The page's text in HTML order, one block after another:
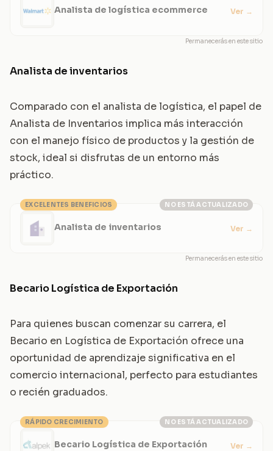
Analista de logística ecommerce Ver →
Permanecerás en este sitio
Analista de inventarios
Comparado con el analista de logística, el papel de
Analista de Inventarios implica más interacción
con el manejo físico de productos y la gestión de
stock, ideal si disfrutas de un entorno más
práctico.
NO ESTÁ ACTUALIZADO
EXCELENTES BENEFICIOS
Analista de inventarios Ver →
Permanecerás en este sitio
Becario Logística de Exportación
Para quienes buscan comenzar su carrera, el
Becario en Logística de Exportación ofrece una
oportunidad de aprendizaje significativa en el
comercio internacional, perfecto para estudiantes
o recién graduados.
NO ESTÁ ACTUALIZADO
RÁPIDO CRECIMIENTO
Becario Logística de Exportación Ver →